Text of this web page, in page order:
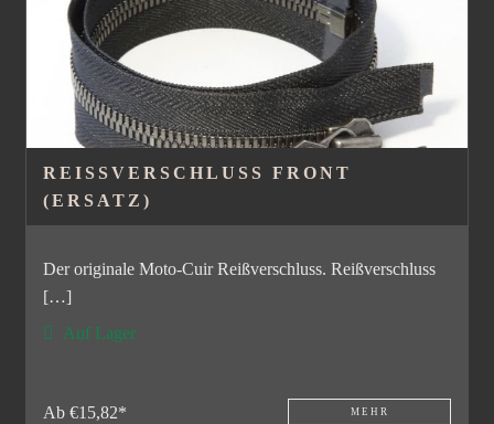
REISSVERSCHLUSS FRONT (
ERSATZ)
Der originale Moto-Cuir Reißverschluss. Reißverschluss
[…]
Auf Lager
Ab €15,82* MEHR